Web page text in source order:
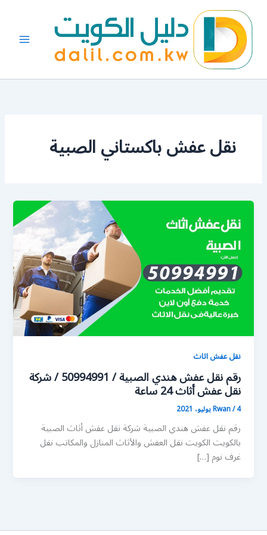
المحتوى
نقل عفش باكستاني الصبية
نقل عفش اثاث
رقم نقل عفش هندي الصبية / 50994991 / شركة
نقل عفش أثاث 24 ساعة
Rwan/4 يوليو، 2021
رقم نقل عفش هندي الصبية شركة نقل عفش أثاث الصبية
بالكويت الكويت نقل العفش والأثاث المنازل والمكاتب نقل
غرف نوم […]